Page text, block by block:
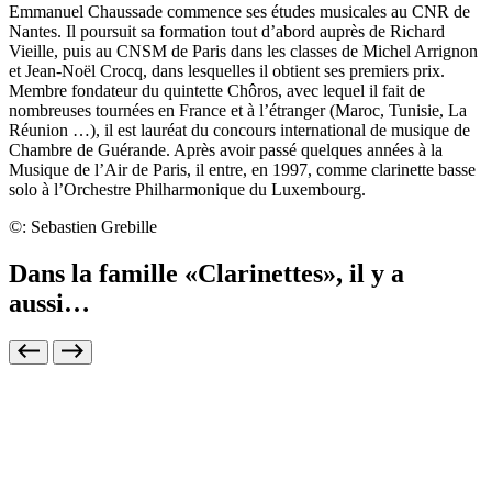
Emmanuel Chaussade commence ses études musicales au CNR de
Nantes. Il poursuit sa formation tout d’abord auprès de Richard
Vieille, puis au CNSM de Paris dans les classes de Michel Arrignon
et Jean-Noël Crocq, dans lesquelles il obtient ses premiers prix.
Membre fondateur du quintette Chôros, avec lequel il fait de
nombreuses tournées en France et à l’étranger (Maroc, Tunisie, La
Réunion …), il est lauréat du concours international de musique de
Chambre de Guérande. Après avoir passé quelques années à la
Musique de l’Air de Paris, il entre, en 1997, comme clarinette basse
solo à l’Orchestre Philharmonique du Luxembourg.
©: Sebastien Grebille
Dans la famille «Clarinettes», il y a
aussi…